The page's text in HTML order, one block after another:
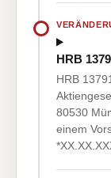
HRB
HRB
80530
einem